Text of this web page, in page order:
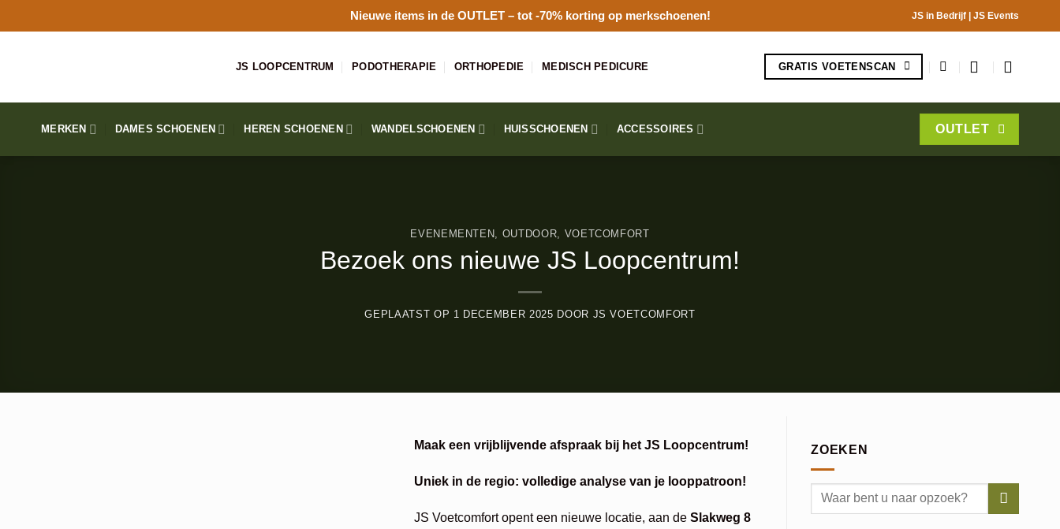
naar
Nieuwe items in de OUTLET– tot -70% korting op merkschoenen! JS in Bedrijf | JS Events
JS LOOPCENTRUM PODOTHERAPIE ORTHOPEDIE MEDISCH PEDICURE GRATIS VOETENSCAN
MERKEN DAMES SCHOENEN HEREN SCHOENEN WANDELSCHOENEN HUISSCHOENEN ACCESSOIRES OUTLET
EVENEMENTEN, OUTDOOR, VOETCOMFORT
Bezoek ons nieuwe JS Loopcentrum!
GEPLAATST OP 1 DECEMBER 2025 DOOR JS VOETCOMFORT
Maak een vrijblijvende afspraak bij het JS Loopcentrum!
Uniek in de regio: volledige analyse van je looppatroon!
JS Voetcomfort opent een nieuwe locatie, aan deSlakweg 8
ZOEKEN